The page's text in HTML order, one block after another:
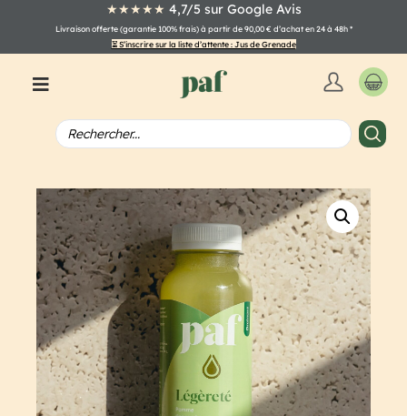
★★★★★ 4,7/5 sur Google Avis
Livraison offerte (garantie 100% frais) à partir de 90,00 € d’achat en 24 à 48h*
⏳ S’inscrire sur la liste d’attente : Jus de Grenade